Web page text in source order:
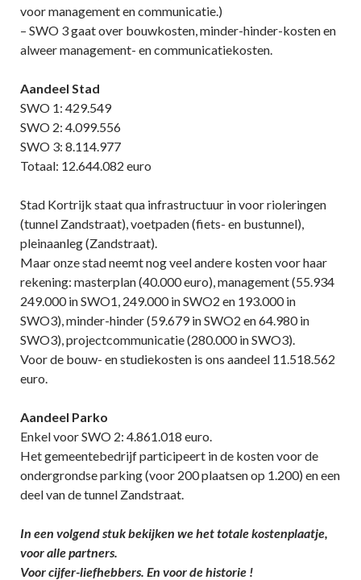
voor management en communicatie.)
– SWO 3 gaat over bouwkosten, minder-hinder-kosten en
alweer management- en communicatiekosten.
Aandeel Stad
SWO 1: 429.549
SWO 2: 4.099.556
SWO 3: 8.114.977
Totaal: 12.644.082 euro
Stad Kortrijk staat qua infrastructuur in voor rioleringen
(tunnel Zandstraat), voetpaden (fiets- en bustunnel),
pleinaanleg (Zandstraat).
Maar onze stad neemt nog veel andere kosten voor haar
rekening: masterplan (40.000 euro), management (55.934
249.000 in SWO1, 249.000 in SWO2 en 193.000 in
SWO3), minder-hinder (59.679 in SWO2 en 64.980 in
SWO3), projectcommunicatie (280.000 in SWO3).
Voor de bouw- en studiekosten is ons aandeel 11.518.562
euro.
Aandeel Parko
Enkel voor SWO 2: 4.861.018 euro.
Het gemeentebedrijf participeert in de kosten voor de
ondergrondse parking (voor 200 plaatsen op 1.200) en een
deel van de tunnel Zandstraat.
In een volgend stuk bekijken we het totale kostenplaatje,
voor alle partners.
Voor cijfer-liefhebbers. En voor de historie !